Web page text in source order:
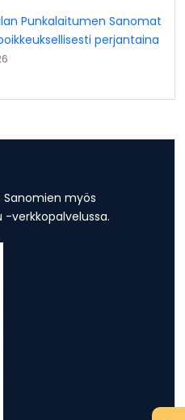
Punkalaitumen Sanomat
perjantaina
myös
-verkkopalvelussa.